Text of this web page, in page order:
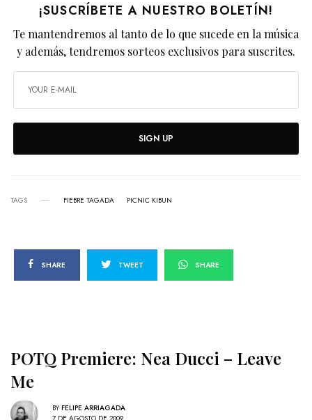
¡SUSCRÍBETE A NUESTRO BOLETÍN!
Te mantendremos al tanto de lo que sucede en la música
y además, tendremos sorteos exclusivos para suscrites.
SIGN UP
TAGS FIEBRE TAGADA PICNIC KIBUN
SHARE TWEET SHARE
POTQ Premiere: Nea Ducci – Leave
Me
BY FELIPE ARRIAGADA